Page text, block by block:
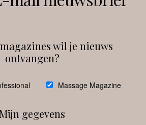
Facebook
wil je nieuws
ontvangen?
Massage Magazine
gegevens